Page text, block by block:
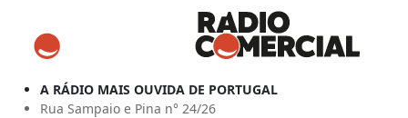
A RÁDIO MAIS OUVIDA DE PORTUGAL
Rua Sampaio e Pina n° 24/26